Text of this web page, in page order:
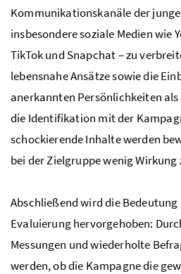
Kommunikationskanäle der
insbesondere soziale Medien wie
TikTok und Snapchat – zu
lebensnahe Ansätze sowie die
anerkannten Persönlichkeiten
die Identifikation mit der
schockierende Inhalte werden
bei der Zielgruppe wenig Wirkung
Abschließend wird die
Evaluierung hervorgehoben:
Messungen und wiederholte
werden, ob die Kampagne die